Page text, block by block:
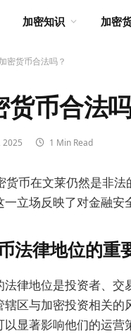
加密知识 加密
密货币合法吗？
币合法
2025 1 Min Read
货币在文莱仍然是非
立场反映了对金融安
法律地位的重
法律地位是投资者、
区与加密投资相关
显著影响他们的运营